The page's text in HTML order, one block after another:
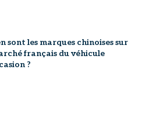
sont les marques chinoises sur
français du véhicule
?